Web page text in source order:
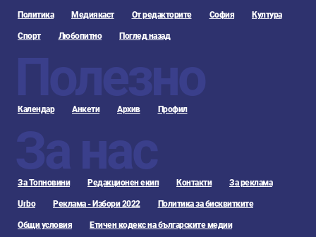
Политика Медиякаст От редакторите София Култура
Спорт Любопитно Поглед назад
Полезно
Календар Анкети Архив Профил
За нас
За Топновини Редакционен екип Контакти За реклама
Urbo Реклама - Избори 2022 Политика за бисквитките
Общи условия Етичен кодекс на българските медии